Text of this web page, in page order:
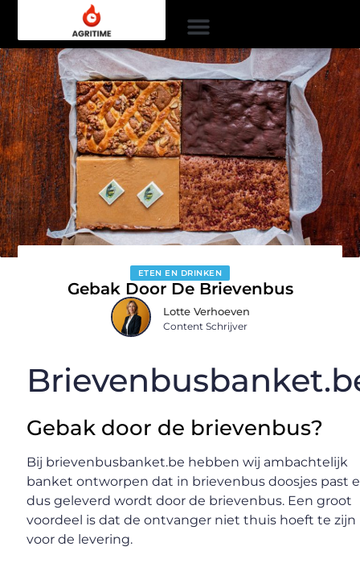
ETEN EN DRINKEN
Gebak Door De Brievenbus
Lotte Verhoeven
Content Schrijver
Gebak door de brievenbus?
Bij brievenbusbanket.be hebben wij ambachtelijk
banket ontworpen dat in brievenbus doosjes past
dus geleverd wordt door de brievenbus. Een groot
voordeel is dat de ontvanger niet thuis hoeft te zijn
voor de levering.